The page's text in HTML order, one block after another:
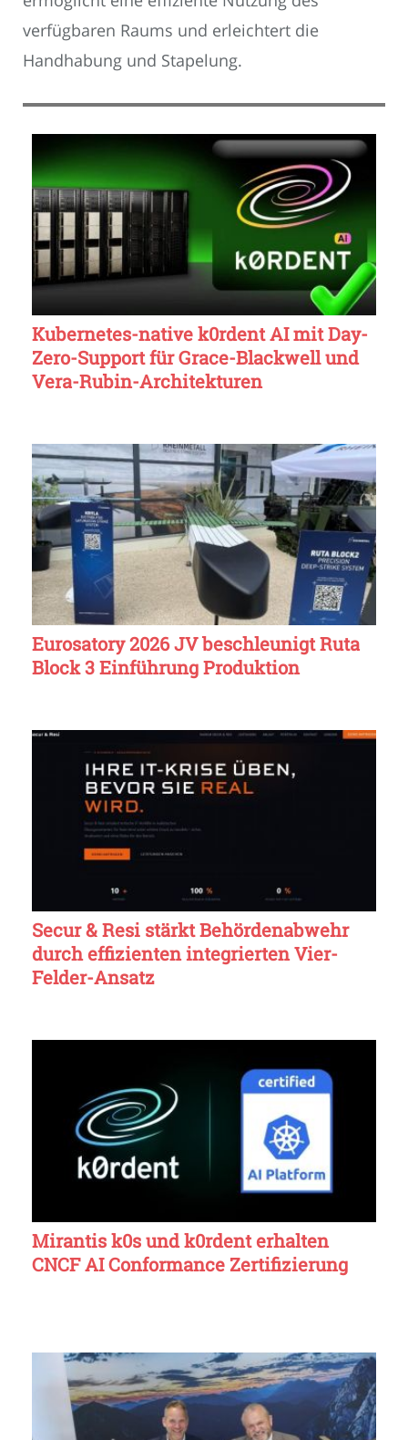
verfügbaren Raums und erleichtert die
Handhabung und Stapelung.
Kubernetes-native k0rdent AI mit Day-
Zero-Support für Grace-Blackwell und
Vera-Rubin-Architekturen
Eurosatory 2026 JV beschleunigt Ruta
Block 3 Einführung Produktion
Secur & Resi stärkt Behördenabwehr
durch effizienten integrierten Vier-
Felder-Ansatz
Mirantis k0s und k0rdent erhalten
CNCF AI Conformance Zertifizierung